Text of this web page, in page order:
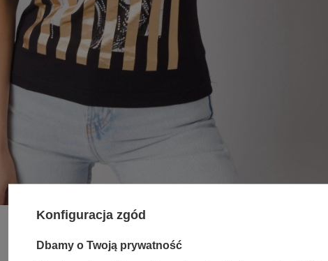
Konfiguracja zgód
Dbamy o Twoją prywatność